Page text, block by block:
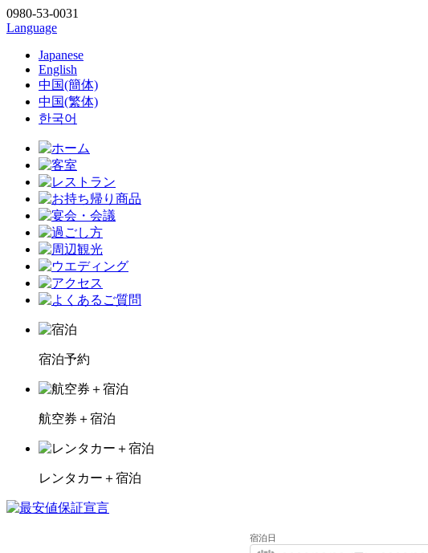
0980-53-0031
Language
Japanese
English
中国(簡体)
中国(繁体)
한국어
宿泊予約
航空券＋宿泊
レンタカー＋宿泊
宿泊日